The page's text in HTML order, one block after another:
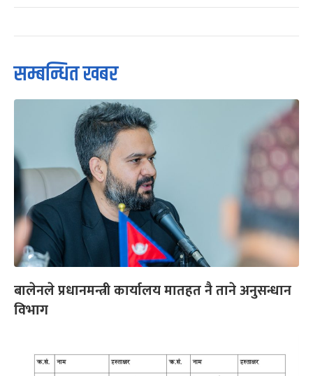
सम्बन्धित खबर
बालेनले प्रधानमन्त्री कार्यालय मातहत नै ताने अनुसन्धान
विभाग